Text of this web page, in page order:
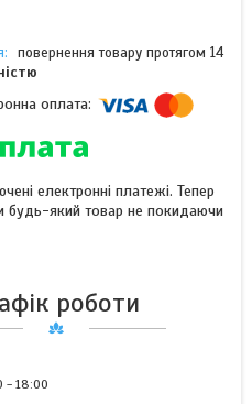
повернення товару протягом 14
електронні платежі. Тепер
будь-який товар не покидаючи
роботи
18:00